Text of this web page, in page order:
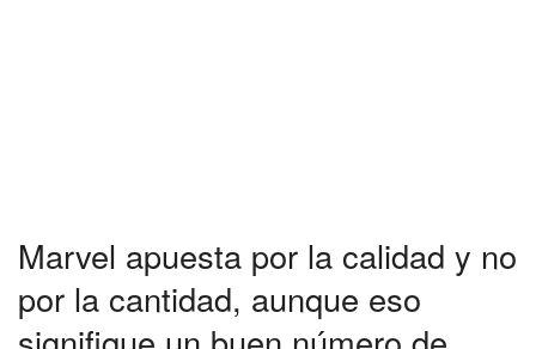
Marvel apuesta por la calidad y no
por la cantidad, aunque eso